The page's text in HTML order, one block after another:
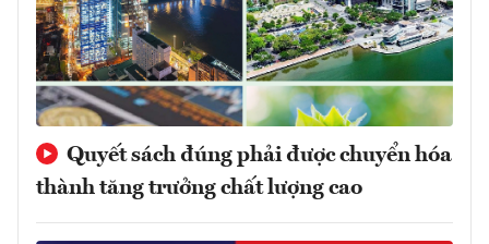
Quyết sách đúng phải được chuyển hóa
thành tăng trưởng chất lượng cao